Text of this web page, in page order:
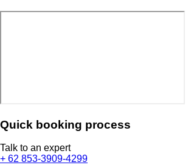
Quick booking process
Talk to an expert
+ 62 853-3909-4299